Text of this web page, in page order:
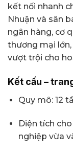
kết nối nhanh
Nhuận và sân
ngân hàng, cơ
thương mại
vượt trội cho
Kết cấu –
Quy mô: 12
Diện tích
nghiệp vừa